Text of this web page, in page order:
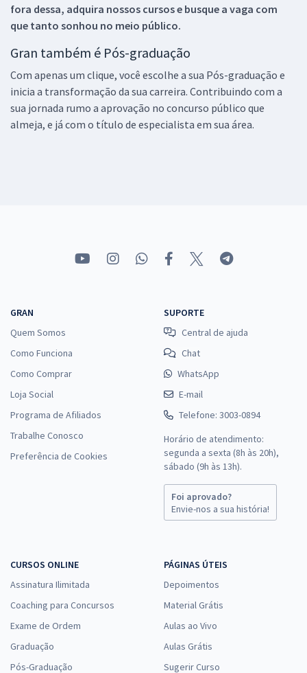
fora dessa, adquira nossos cursos e busque a vaga com
que tanto sonhou no meio público.
Gran também é Pós-graduação
Com apenas um clique, você escolhe a sua Pós-graduação e
inicia a transformação da sua carreira. Contribuindo com a
sua jornada rumo a aprovação no concurso público que
almeja, e já com o título de especialista em sua área.
GRAN
Quem Somos
Como Funciona
Como Comprar
Loja Social
Programa de Afiliados
Trabalhe Conosco
Preferência de Cookies
SUPORTE
Central de ajuda
Chat
WhatsApp
E-mail
Telefone: 3003-0894
Horário de atendimento:
segunda a sexta (8h às 20h),
sábado (9h às 13h).
Foi aprovado?
Envie-nos a sua história!
CURSOS ONLINE
Assinatura Ilimitada
Coaching para Concursos
Exame de Ordem
Graduação
Pós-Graduação
PÁGINAS ÚTEIS
Depoimentos
Material Grátis
Aulas ao Vivo
Aulas Grátis
Sugerir Curso